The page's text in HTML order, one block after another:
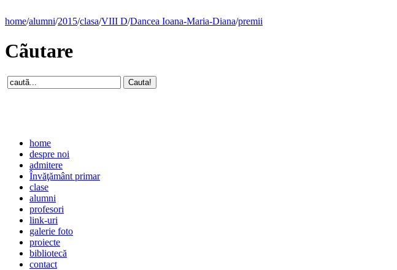
home/alumni/2015/clasa/VIII D/Dancea Ioana-Maria-Diana/premii
Cãutare
home
despre noi
admitere
Învăţământ primar
clase
alumni
profesori
link-uri
galerie foto
proiecte
bibliotecă
contact